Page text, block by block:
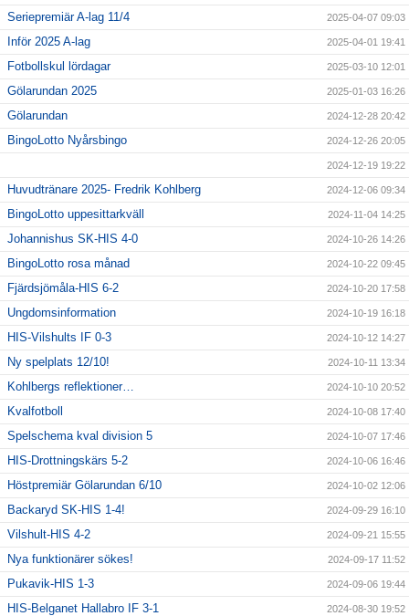
Seriepremiär A-lag 11/4 2025-04-07 09:03
Inför 2025 A-lag 2025-04-01 19:41
Fotbollskul lördagar 2025-03-10 12:01
Gölarundan 2025 2025-01-03 16:26
Gölarundan 2024-12-28 20:42
BingoLotto Nyårsbingo 2024-12-26 20:05
2024-12-19 19:22
Huvudtränare 2025- Fredrik Kohlberg 2024-12-06 09:34
BingoLotto uppesittarkväll 2024-11-04 14:25
Johannishus SK-HIS 4-0 2024-10-26 14:26
BingoLotto rosa månad 2024-10-22 09:45
Fjärdsjömåla-HIS 6-2 2024-10-20 17:58
Ungdomsinformation 2024-10-19 16:18
HIS-Vilshults IF 0-3 2024-10-12 14:27
Ny spelplats 12/10! 2024-10-11 13:34
Kohlbergs reflektioner… 2024-10-10 20:52
Kvalfotboll 2024-10-08 17:40
Spelschema kval division 5 2024-10-07 17:46
HIS-Drottningskärs 5-2 2024-10-06 16:46
Höstpremiär Gölarundan 6/10 2024-10-02 12:06
Backaryd SK-HIS 1-4! 2024-09-29 16:10
Vilshult-HIS 4-2 2024-09-21 15:55
Nya funktionärer sökes! 2024-09-17 11:52
Pukavik-HIS 1-3 2024-09-06 19:44
HIS-Belganet Hallabro IF 3-1 2024-08-30 19:52